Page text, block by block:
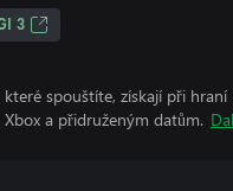
3
které spouštíte, získají při
a přidruženým datům.